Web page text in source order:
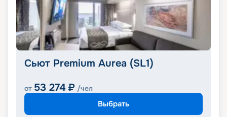
Сьют Premium Aurea (SL1)
от 53 274 ₽ /чел
Выбрать